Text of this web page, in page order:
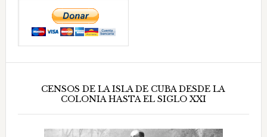
CENSOS DE LA ISLA DE CUBA DESDE LA
COLONIA HASTA EL SIGLO XXI